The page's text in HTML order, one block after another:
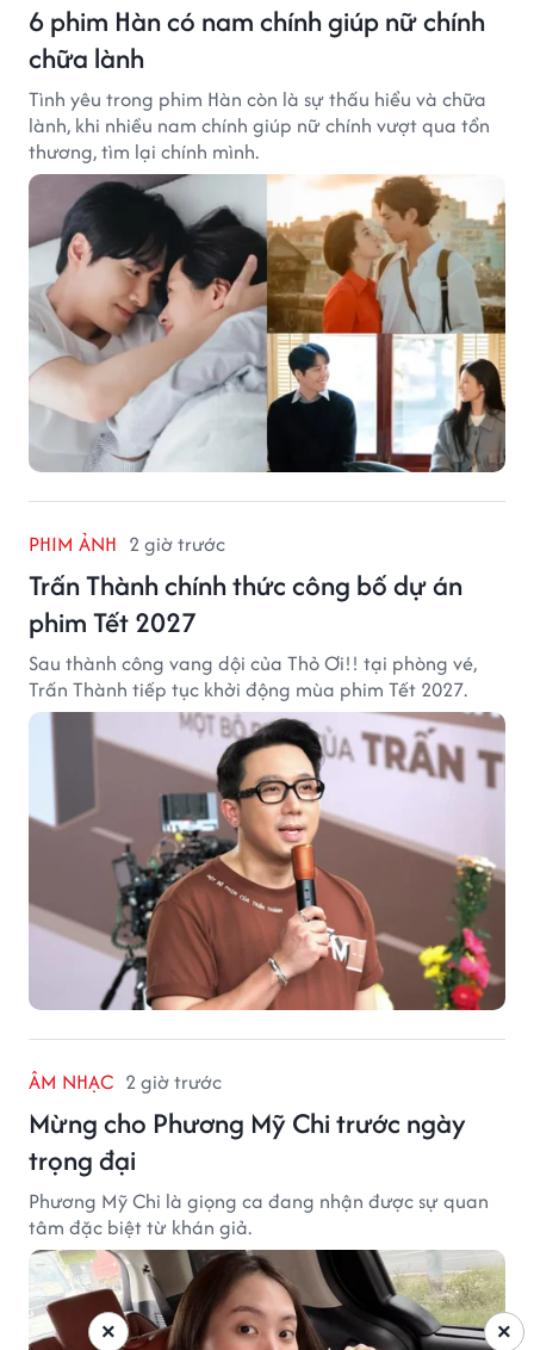
6 phim Hàn có nam chính giúp nữ chính
chữa lành
Tình yêu trong phim Hàn còn là sự thấu hiểu và chữa
lành, khi nhiều nam chính giúp nữ chính vượt qua tổn
thương, tìm lại chính mình.
PHIM ẢNH 2 giờ trước
Trấn Thành chính thức công bố dự án
phim Tết 2027
Sau thành công vang dội của Thỏ Ơi!! tại phòng vé,
Trấn Thành tiếp tục khởi động mùa phim Tết 2027.
ÂM NHẠC 2 giờ trước
Mừng cho Phương Mỹ Chi trước ngày
trọng đại
Phương Mỹ Chi là giọng ca đang nhận được sự quan
tâm đặc biệt từ khán giả.
×
×